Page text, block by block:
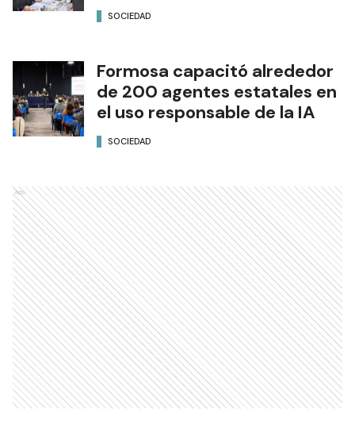
SOCIEDAD
Formosa capacitó alrededor
de 200 agentes estatales en
el uso responsable de la IA
SOCIEDAD
Ads